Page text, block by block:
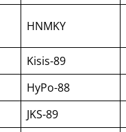
HNMKY
Kisis-89
HyPo-88
JKS-89